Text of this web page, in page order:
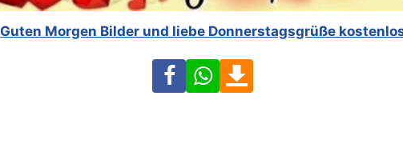
Guten Morgen Bilder und liebe Donnerstagsgrüße
FacebookWhatsApp